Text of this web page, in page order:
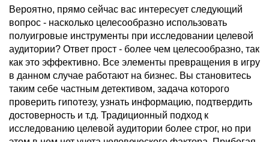
Вероятно, прямо сейчас вас интересует следующий
вопрос - насколько целесообразно использовать
полуигровые инструменты при исследовании целевой
аудитории? Ответ прост - более чем целесообразно, так
как это эффективно. Все элементы превращения в игру
в данном случае работают на бизнес. Вы становитесь
таким себе частным детективом, задача которого
проверить гипотезу, узнать информацию, подтвердить
достоверность и т.д. Традиционный подход к
исследованию целевой аудитории более строг, но при